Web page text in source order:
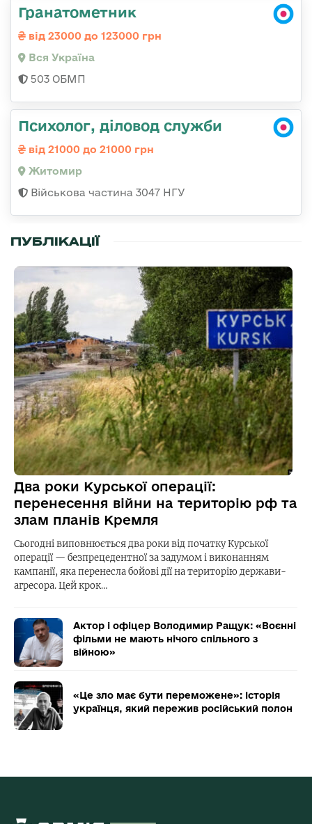
Гранатометник
від 23000 до 123000 грн
Вся Україна
503 ОБМП
Психолог, діловод служби
від 21000 до 21000 грн
Житомир
Військова частина 3047 НГУ
ПУБЛІКАЦІЇ
Два роки Курської операції:
перенесення війни на територію рф та
злам планів Кремля
Сьогодні виповнюється два роки від початку Курської
операції — безпрецедентної за задумом і виконанням
кампанії, яка перенесла бойові дії на територію держави-
агресора. Цей крок…
Актор і офіцер Володимир Ращук: «Воєнні
фільми не мають нічого спільного з
війною»
«Це зло має бути переможене»: історія
українця, який пережив російський полон